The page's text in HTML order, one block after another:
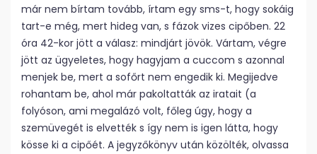
már nem bírtam tovább, írtam egy sms-t, hogy sokáig
tart-e még, mert hideg van, s fázok vizes cipőben. 22
óra 42-kor jött a válasz: mindjárt jövök. Vártam, végre
jött az ügyeletes, hogy hagyjam a cuccom s azonnal
menjek be, mert a sofőrt nem engedik ki. Megijedve
rohantam be, ahol már pakoltatták az iratait (a
folyóson, ami megalázó volt, főleg úgy, hogy a
szemüvegét is elvették s így nem is igen látta, hogy
kösse ki a cipőét. A jegyzőkönyv után közölték, olvassa